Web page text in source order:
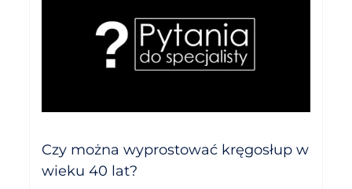
Czy można wyprostować kręgosłup w
wieku 40 lat?